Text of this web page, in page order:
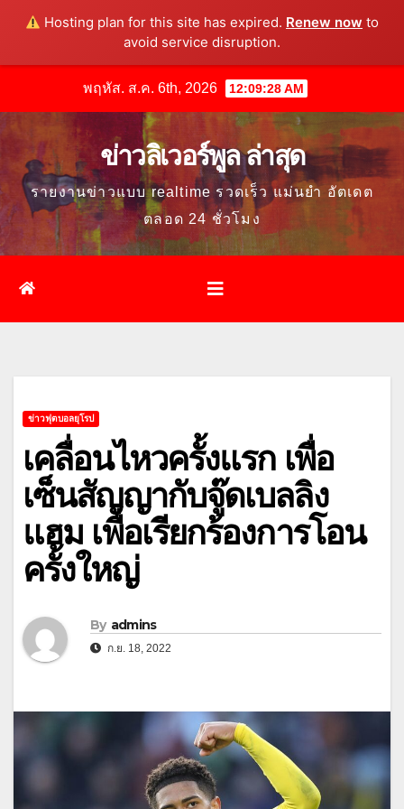
Hosting plan for this site has expired. Renew now to
avoid service disruption.
content
พฤหัส. ส.ค. 6th, 2026 12:09:30 AM
ข่าวลิเวอร์พูล ล่าสุด
รายงานข่าวแบบ realtime รวดเร็ว แม่นยำ อัตเดต
ตลอด 24 ชั่วโมง
ข่าวฟุตบอลยุโรป
เคลื่อนไหวครั้งแรก เพื่อ
เซ็นสัญญากับจู๊ดเบลลิง
แฮม เพื่อเรียกร้องการโอน
ครั้งใหญ่
By admins
ก.ย. 18, 2022